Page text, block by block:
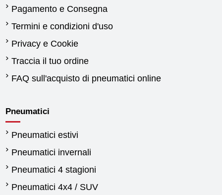
Pagamento e Consegna
Termini e condizioni d'uso
Privacy e Cookie
Traccia il tuo ordine
FAQ sull'acquisto di pneumatici online
Pneumatici
Pneumatici estivi
Pneumatici invernali
Pneumatici 4 stagioni
Pneumatici 4x4 / SUV